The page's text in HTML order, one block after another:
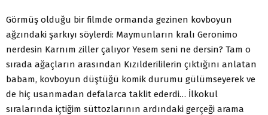
Görmüş olduğu bir filmde ormanda gezinen kovboyun
ağzındaki şarkıyı söylerdi: Maymunların kralı Geronimo
nerdesin Karnım ziller çalıyor Yesem seni ne dersin? Tam o
sırada ağaçların arasından Kızılderililerin çıktığını anlatan
babam, kovboyun düştüğü komik durumu gülümseyerek ve
de hiç usanmadan defalarca taklit ederdi… İlkokul
sıralarında içtiğim süttozlarının ardındaki gerçeği arama